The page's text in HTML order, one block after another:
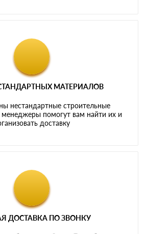
МАТЕРИАЛОВ
нестандартные строительные
помогут вам найти их и
доставку
ДОСТАВКА ПО ЗВОНКУ